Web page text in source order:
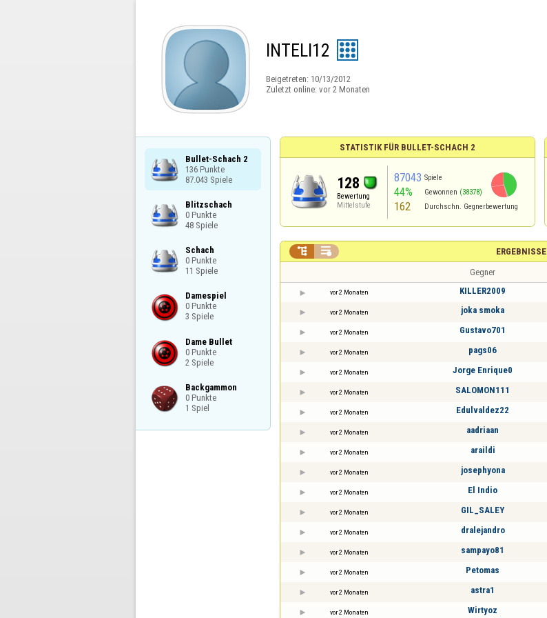
INTELI12
Beigetreten: 10/13/2012
Zuletzt online: vor 2 Monaten
Bullet-Schach 2
136 Punkte
87.043 Spiele
Blitzschach
0 Punkte
48 Spiele
Schach
0 Punkte
11 Spiele
Damespiel
0 Punkte
3 Spiele
Dame Bullet
0 Punkte
2 Spiele
Backgammon
0 Punkte
1 Spiel
STATISTIK FÜR BULLET-SCHACH 2
128
Bewertung
Mittelstufe
87043 Spiele
44% Gewonnen (38378)
162 Durchschn. Gegnerbewertung
ERGEBNISSE
 
Gegner
vor 2 Monaten KILLER2009
vor 2 Monaten joka smoka
vor 2 Monaten Gustavo701
vor 2 Monaten pags06
vor 2 Monaten Jorge Enrique0
vor 2 Monaten SALOMON111
vor 2 Monaten Edulvaldez22
vor 2 Monaten aadriaan
vor 2 Monaten araildi
vor 2 Monaten josephyona
vor 2 Monaten El Indio
vor 2 Monaten GIL_SALEY
vor 2 Monaten dralejandro
vor 2 Monaten sampayo81
vor 2 Monaten Petomas
vor 2 Monaten astra1
vor 2 Monaten Wirtyoz